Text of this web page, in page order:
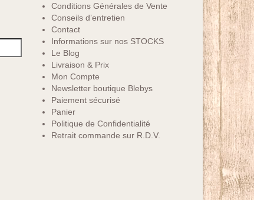
Conditions Générales de Vente
Conseils d’entretien
Contact
Informations sur nos STOCKS
Le Blog
Livraison & Prix
Mon Compte
Newsletter boutique Blebys
Paiement sécurisé
Panier
Politique de Confidentialité
Retrait commande sur R.D.V.